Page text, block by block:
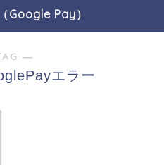
Google Pay）
―
エラー